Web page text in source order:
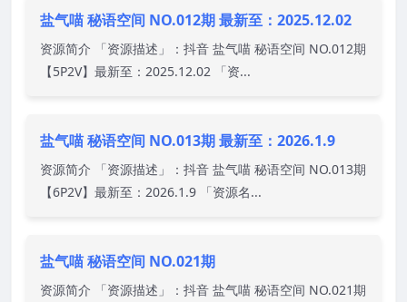
盐气喵 秘语空间 NO.012期 最新至：2025.12.02
资源简介 「资源描述」：抖音 盐气喵 秘语空间 NO.012期
【5P2V】最新至：2025.12.02 「资...
盐气喵 秘语空间 NO.013期 最新至：2026.1.9
资源简介 「资源描述」：抖音 盐气喵 秘语空间 NO.013期
【6P2V】最新至：2026.1.9 「资源名...
盐气喵 秘语空间 NO.021期
资源简介 「资源描述」：抖音 盐气喵 秘语空间 NO.021期